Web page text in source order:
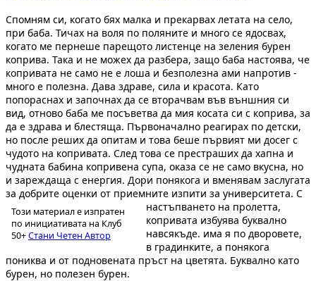
Спомням си, когато бях малка и прекарвах летата на село,
при баба. Тичах на воля по поляните и много се ядосвах,
когато ме пернеше парещото листенце на зеления бурен
коприва. Така и не можех да разбера, защо баба настоява, че
копривата не само не е лоша и безполезна ами напротив -
много е полезна. Дава здраве, сила и красота. Като
попораснах и започнах да се вторачвам във външния си
вид, отново баба ме посъветва да мия косата си с коприва, за
да е здрава и блестяща. Първоначално реагирах по детски,
но после реших да опитам и това беше първият ми досег с
чудото на копривата. След това се престраших да хапна и
чудната бабина копривена супа, оказа се не само вкусна, но
и зареждаща с енергия. Дори понякога и вменявам заслугата
за добрите оценки от приемните изпити за университета.
Този материал е изпратен
по инициативата на Клуб
50+Стани Четен Автор
С
настъпването на пролетта,
копривата избуява буквално
навсякъде. има я по дворовете,
в градинките, а понякога
пониква и от подновената пръст на цветята. Буквално като
бурен, но полезен бурен.